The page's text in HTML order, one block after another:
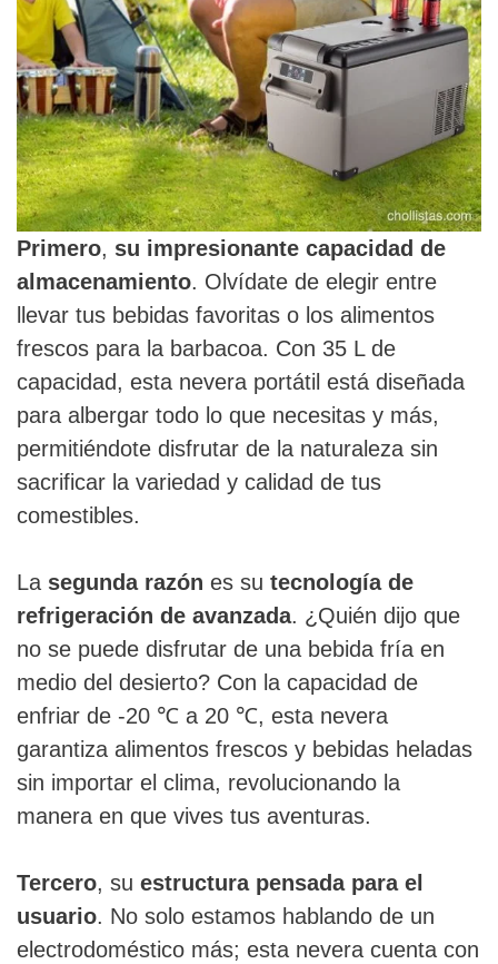
Primero, su impresionante capacidad de
almacenamiento. Olvídate de elegir entre
llevar tus bebidas favoritas o los alimentos
frescos para la barbacoa. Con 35 L de
capacidad, esta nevera portátil está diseñada
para albergar todo lo que necesitas y más,
permitiéndote disfrutar de la naturaleza sin
sacrificar la variedad y calidad de tus
comestibles.
La segunda razón es su tecnología de
refrigeración de avanzada. ¿Quién dijo que
no se puede disfrutar de una bebida fría en
medio del desierto? Con la capacidad de
enfriar de -20 ℃ a 20 ℃, esta nevera
garantiza alimentos frescos y bebidas heladas
sin importar el clima, revolucionando la
manera en que vives tus aventuras.
Tercero, su estructura pensada para el
usuario. No solo estamos hablando de un
electrodoméstico más; esta nevera cuenta con